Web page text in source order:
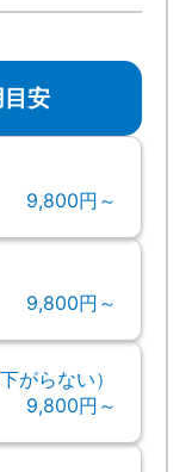
安
9,800円～
9,800円～
がらない）
9,800円～